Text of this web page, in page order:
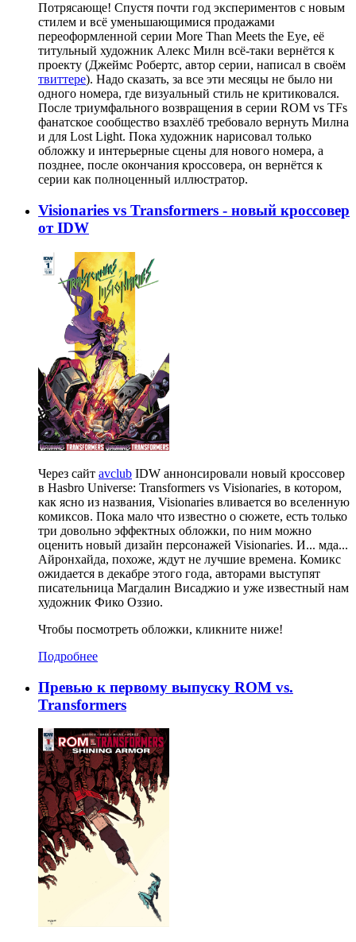
Потрясающе! Спустя почти год экспериментов с новым
стилем и всё уменьшающимися продажами
переоформленной серии More Than Meets the Eye, её
титульный художник Алекс Милн всё-таки вернётся к
проекту (Джеймс Робертс, автор серии, написал в своём
твиттере). Надо сказать, за все эти месяцы не было ни
одного номера, где визуальный стиль не критиковался.
После триумфального возвращения в серии ROM vs TFs
фанатское сообщество взахлёб требовало вернуть Милна
и для Lost Light. Пока художник нарисовал только
обложку и интерьерные сцены для нового номера, а
позднее, после окончания кроссовера, он вернётся к
серии как полноценный иллюстратор.
Visionaries vs Transformers - новый кроссовер
от IDW
Через сайт avclub IDW аннонсировали новый кроссовер
в Hasbro Universe: Transformers vs Visionaries, в котором,
как ясно из названия, Visionaries вливается во вселенную
комиксов. Пока мало что известно о сюжете, есть только
три довольно эффектных обложки, по ним можно
оценить новый дизайн персонажей Visionaries. И... мда...
Айронхайда, похоже, ждут не лучшие времена. Комикс
ожидается в декабре этого года, авторами выступят
писательница Магдалин Висаджио и уже известный нам
художник Фико Оззио.
Чтобы посмотреть обложки, кликните ниже!
Подробнее
Превью к первому выпуску ROM vs.
Transformers